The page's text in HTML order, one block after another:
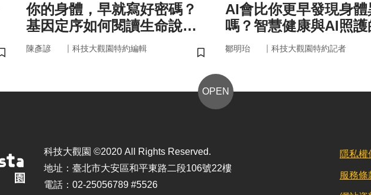
儲存書籤
你的身體，早就寫好密碼？
基因定序如何閱讀生命說明
書
陳彥諺 ｜ 科技大觀園特約編輯
儲存書籤
AI會比你更早發現身體
嗎？智慧健康與AI照護
來
鄒明珆 ｜ 科技大觀園特約記者
OPEN
科技大觀園 ©2020 All Rights Reserved.
地址：臺北市大安區和平東路二段106號22樓
電話：02-25056789 #5526
隱私權
服務條